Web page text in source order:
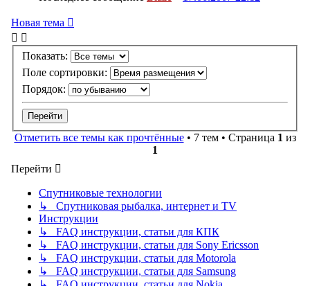
Новая тема
Показать:
Поле сортировки:
Порядок:
Отметить все темы как прочтённые• 7 тем • Страница 1 из
1
Перейти
Спутниковые технологии
↳ Спутниковая рыбалка, интернет и TV
Инструкции
↳ FAQ инструкции, статьи для КПК
↳ FAQ инструкции, статьи для Sony Ericsson
↳ FAQ инструкции, статьи для Motorola
↳ FAQ инструкции, статьи для Samsung